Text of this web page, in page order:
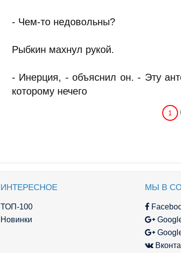
- Чем-то недовольны?
Рыбкин махнул рукой.
- Инерция, - объяснил он. - Эту
которому нечего
1
ИНТЕРЕСНОЕ
ТОП-100
Новинки
МЫ В